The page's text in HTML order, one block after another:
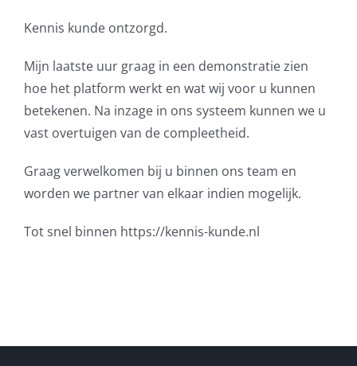
Kennis kunde ontzorgd.
Mijn laatste uur graag in een demonstratie zien
hoe het platform werkt en wat wij voor u kunnen
betekenen. Na inzage in ons systeem kunnen we u
vast overtuigen van de compleetheid.
Graag verwelkomen bij u binnen ons team en
worden we partner van elkaar indien mogelijk.
Tot snel binnen https://kennis-kunde.nl